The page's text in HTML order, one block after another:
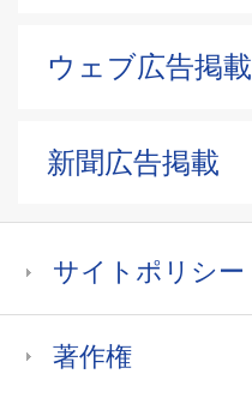
ウェブ広告掲載
新聞広告掲載
サイトポリシー
著作権